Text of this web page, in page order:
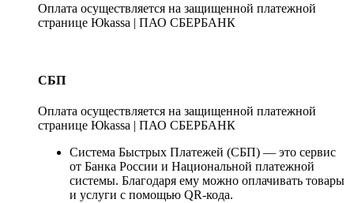
Оплата осуществляется на защищенной платежной
странице Юkassa | ПАО СБЕРБАНК
СБП
Оплата осуществляется на защищенной платежной
странице Юkassa | ПАО СБЕРБАНК
Система Быстрых Платежей (СБП) — это сервис
от Банка России и Национальной платежной
системы. Благодаря ему можно оплачивать товары
и услуги с помощью QR-кода.